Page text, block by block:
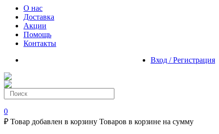
О нас
Доставка
Акции
Помощь
Контакты
Вход / Регистрация
0
₽ Товар добавлен в корзину Товаров в корзине на сумму